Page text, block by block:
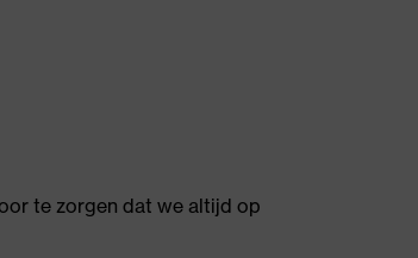
te zorgen dat we altijd op